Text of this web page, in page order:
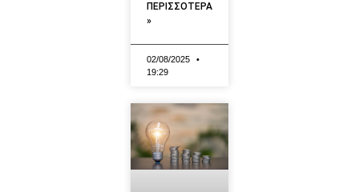
ΠΕΡΙΣΣΟΤΕΡΑ
»
02/08/2025
19:29